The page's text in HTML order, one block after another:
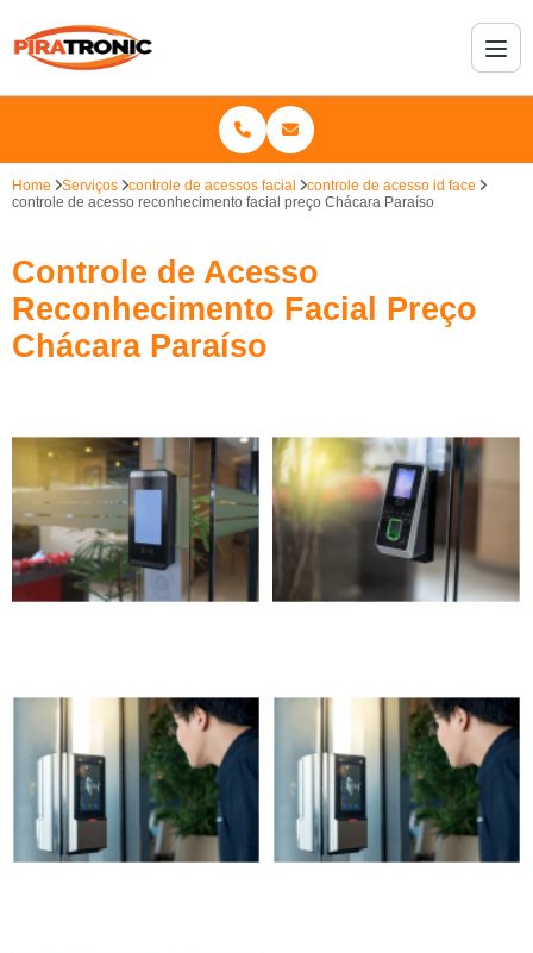
Home Serviços controle de acessos facial
controle de acesso id face
controle de acesso reconhecimento facial preço Chácara Paraíso
Controle de Acesso
Reconhecimento Facial Preço
Chácara Paraíso